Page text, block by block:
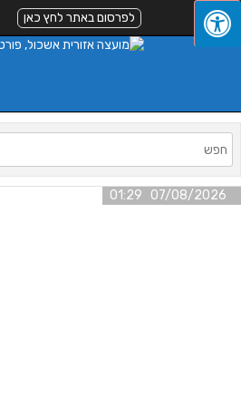
לפרסום באתר לחץ כאן
07/08/2026 01:29